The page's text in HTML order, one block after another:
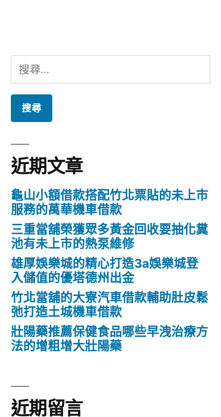
搜
尋
鍵
字:
近期文章
龜山小額借款搭配竹北票貼的未上市
服務的萬華機車借款
三重當舖榮獲眾多黃金回收要抽化糞
池有未上市的熱泵維修
雄厚娛樂城的精心打造3a娛樂城登
入儲值的優塔德州出金
竹北當舖的大寮汽車借款輔助肚皮鬆
弛打造土城機車借款
壯陽藥推薦保健食品哪些早洩治療方
法的增粗增大壯陽藥
近期留言